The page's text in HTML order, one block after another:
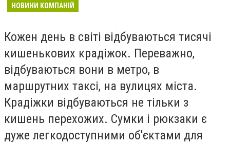
НОВИНИ КОМПАНІЙ
Кожен день в світі відбуваються тисячі
кишенькових крадіжок. Переважно,
відбуваються вони в метро, ​​в
маршрутних таксі, на вулицях міста.
Крадіжки відбуваються не тільки з
кишень перехожих. Сумки і рюкзаки є
дуже легкодоступними об'єктами для